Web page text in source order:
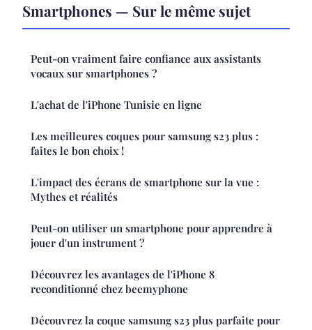
Smartphones — Sur le même sujet
Peut-on vraiment faire confiance aux assistants
vocaux sur smartphones ?
L'achat de l'iPhone Tunisie en ligne
Les meilleures coques pour samsung s23 plus :
faites le bon choix !
L'impact des écrans de smartphone sur la vue :
Mythes et réalités
Peut-on utiliser un smartphone pour apprendre à
jouer d'un instrument ?
Découvrez les avantages de l'iPhone 8
reconditionné chez beemyphone
Découvrez la coque samsung s23 plus parfaite pour